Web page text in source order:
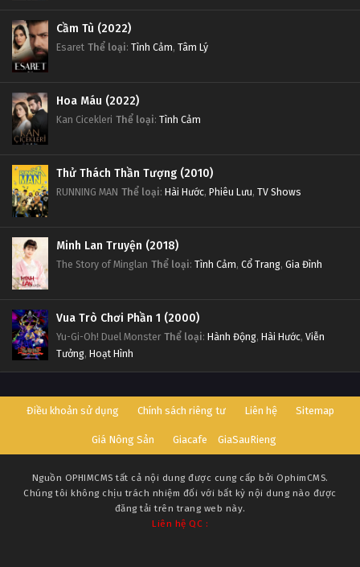
Cầm Tù (2022)
Esaret Thể loại: Tình Cảm, Tâm Lý
Hoa Máu (2022)
Kan Cicekleri Thể loại: Tình Cảm
Thử Thách Thần Tượng (2010)
RUNNING MAN Thể loại: Hài Hước, Phiêu Lưu, TV Shows
Minh Lan Truyện (2018)
The Story of Minglan Thể loại: Tình Cảm, Cổ Trang, Gia Đình
Vua Trò Chơi Phần 1 (2000)
Yu-Gi-Oh! Duel Monster Thể loại: Hành Động, Hài Hước, Viễn
Tưởng, Hoạt Hình
Điều khoản sử dụng Chính sách riêng tư Liên hệ Sitemap
Giá Nông Sản Giacafe GiaSauRieng
Nguồn OPHIMCMS tất cả nội dung được cung cấp bởi OphimCMS.
Chúng tôi không chịu trách nhiệm đối với bất kỳ nội dung nào được
đăng tải trên trang web này.
Liên hệ QC :